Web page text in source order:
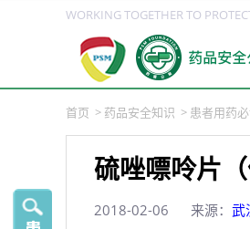
WORKING TOGETHER TO
首页 > 药品安全知识 > 患者用药
硫唑嘌呤片（
2018-02-06 来源： 武